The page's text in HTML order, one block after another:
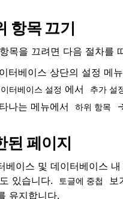
항목 끄기
목을 끄려면 다음 절차를
터베이스 상단의 설정 메
터베이스 설정 에서 추가 설
나는 메뉴에서
하위 항목
된 페이지
베이스 및 데이터베이스
있습니다.
토글에 중첩
보
유지합니다.